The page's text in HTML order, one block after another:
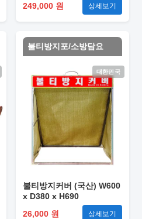
249,000 원
상세보기
불티방지포/소방담요
대한민국
불티방지커버 (국산) W600
x D380 x H690
26,000 원
상세보기